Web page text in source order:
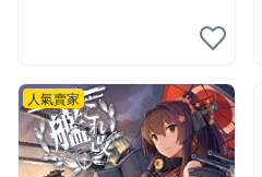
人氣賣家